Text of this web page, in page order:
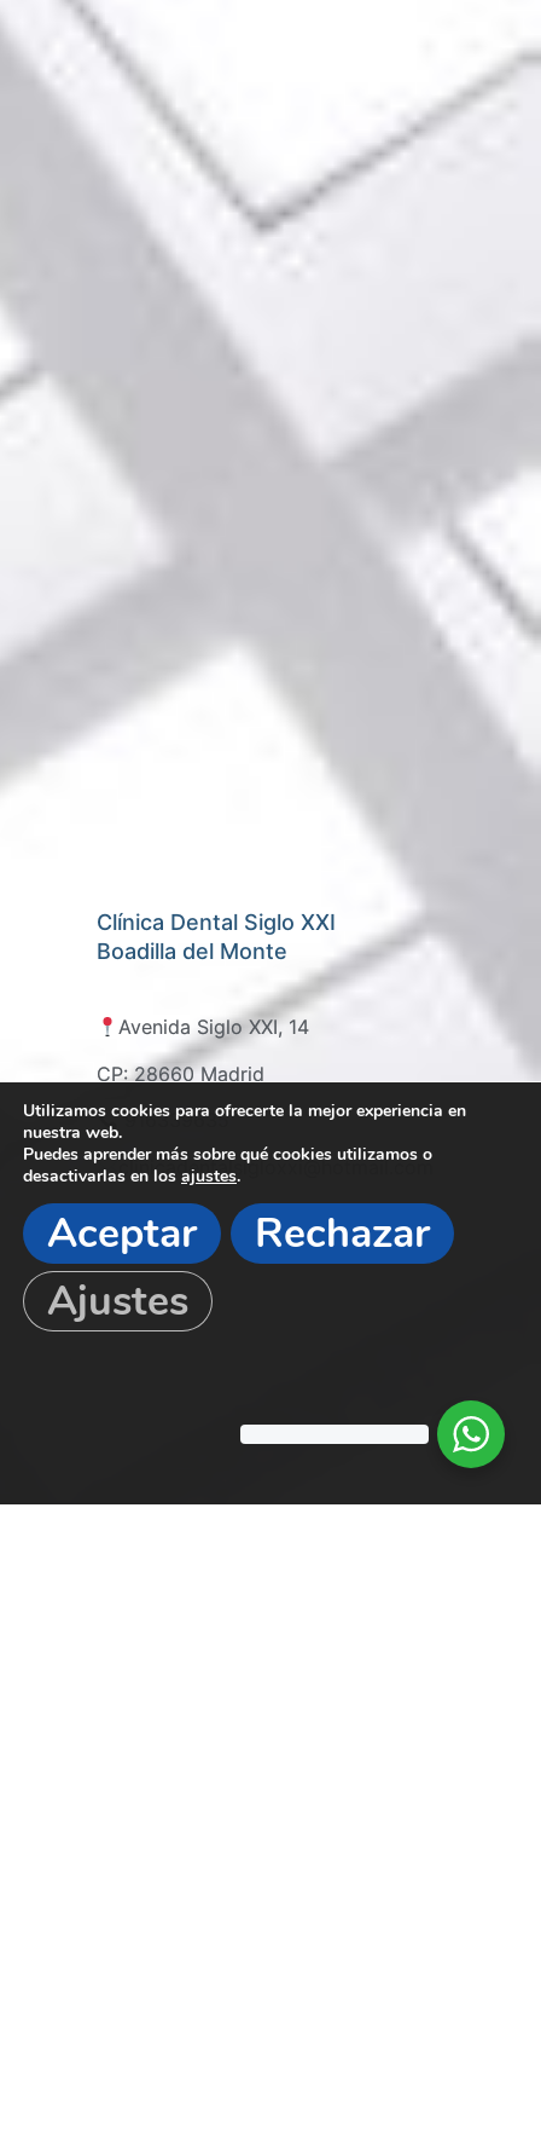
Clínica Dental Siglo XXI
Boadilla del Monte
Avenida Siglo XXI, 14
CP: 28660 Madrid
916339635
clinicadentalsigloxxi@hotmail.com
Utilizamos cookies para ofrecerte la mejor experiencia en
nuestra web.
Puedes aprender más sobre qué cookies utilizamos o
desactivarlas en los ajustes.
Aceptar
Rechazar
Ajustes